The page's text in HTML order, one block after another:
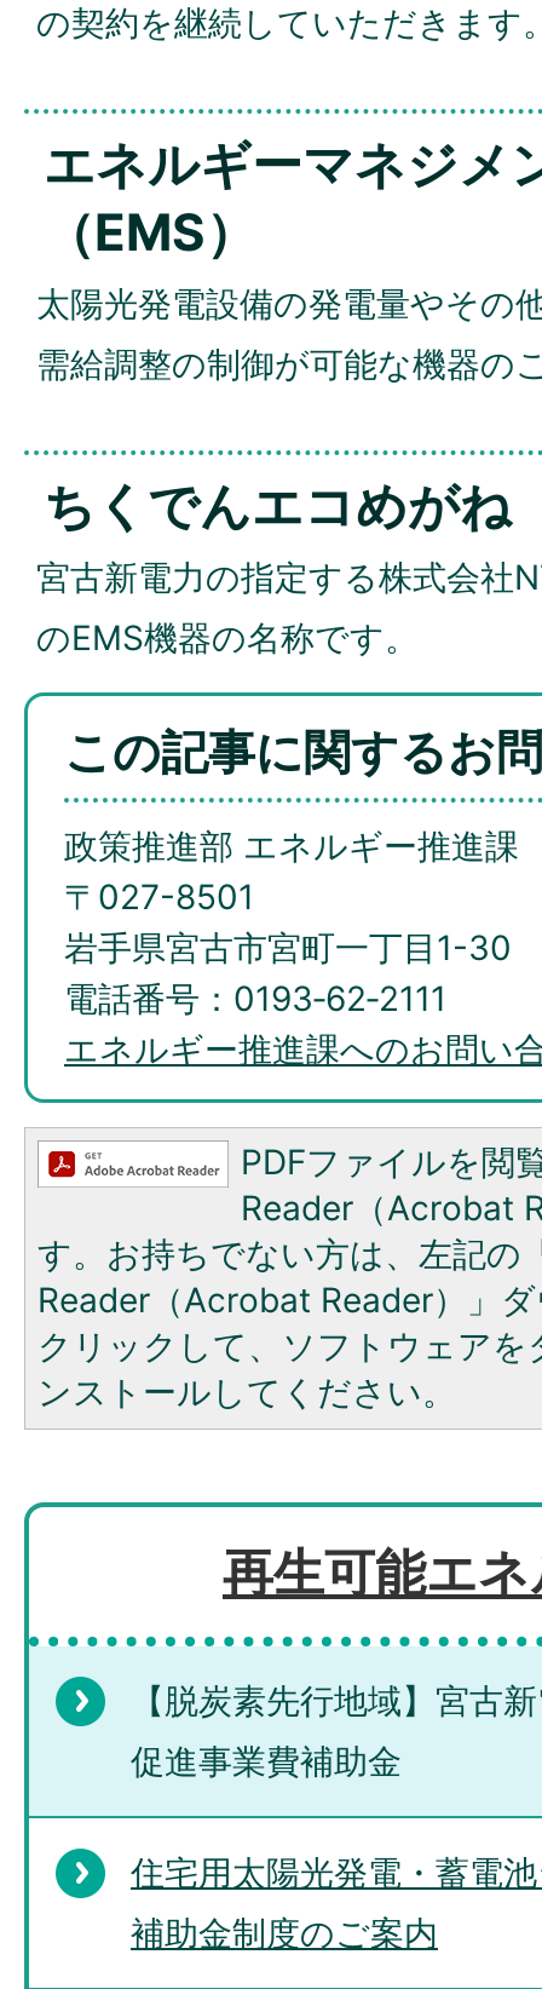
の契約を継続していただきます
エネルギーマネジメ
（EMS）
太陽光発電設備の発電量やその
需給調整の制御が可能な機器の
ちくでんエコめがね
宮古新電力の指定する株式会社
のEMS機器の名称です。
この記事に関するお
政策推進部 エネルギー推進課
〒027-8501
岩手県宮古市宮町一丁目1-30
電話番号：0193‐62‐2111
エネルギー推進課へのお問い
PDFファイルを閲
Reader（Acrobat
す。お持ちでない方は、左記の
Reader（Acrobat Reader）」
クリックして、ソフトウェア
ンストールしてください。
再生可能エ
【脱炭素先行地域】宮古
促進事業費補助金
住宅用太陽光発電・蓄電
補助金制度のご案内